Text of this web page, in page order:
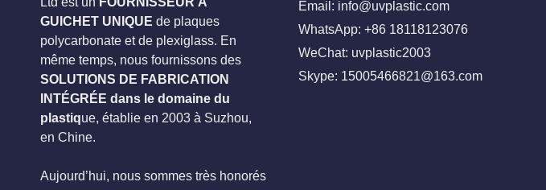
GUICHET UNIQUE de plaques
polycarbonate et de plexiglass. En
même temps, nous fournissons des
SOLUTIONS DE FABRICATION
INTÉGRÉE dans le domaine du
plastique, établie en 2003 à Suzhou,
en Chine.
Aujourd’hui, nous sommes très honorés
Email: info@uvplastic.com
WhatsApp: +86 18118123076
WeChat: uvplastic2003
Skype: 15005466821@163.com